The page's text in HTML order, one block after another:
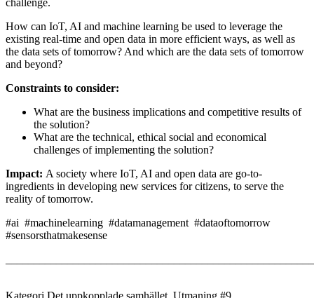
challenge.
How can IoT, AI and machine learning be used to leverage the
existing real-time and open data in more efficient ways, as well as
the data sets of tomorrow? And which are the data sets of tomorrow
and beyond?
Constraints to consider:
What are the business implications and competitive results of
the solution?
What are the technical, ethical social and economical
challenges of implementing the solution?
Impact: A society where IoT, AI and open data are go-to-
ingredients in developing new services for citizens, to serve the
reality of tomorrow.
#ai #machinelearning #datamanagement #dataoftomorrow
#sensorsthatmakesense